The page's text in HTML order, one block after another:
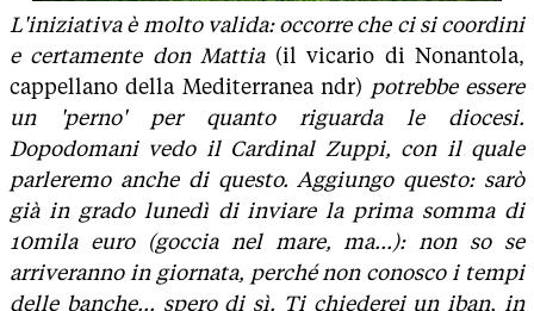
L'iniziativa è molto valida: occorre che ci si coordini
e certamente don Mattia(il vicario di Nonantola,
cappellano della Mediterranea ndr) potrebbe essere
un 'perno' per quanto riguarda le diocesi.
Dopodomani vedo il Cardinal Zuppi, con il quale
parleremo anche di questo. Aggiungo questo: sarò
già in grado lunedì di inviare la prima somma di
10mila euro (goccia nel mare, ma...): non so se
arriveranno in giornata, perché non conosco i tempi
delle banche... spero di sì. Ti chiederei un iban, in